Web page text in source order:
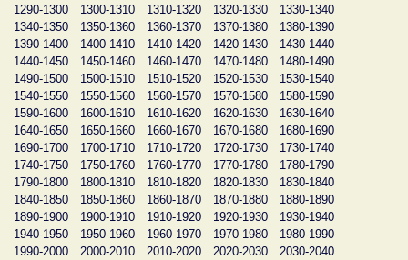
1290-1300
1300-1310 1310-1320 1320-1330
1330-1340
1340-1350
1350-1360 1360-1370 1370-1380
1380-1390
1390-1400
1400-1410 1410-1420 1420-1430
1430-1440
1440-1450
1450-1460 1460-1470 1470-1480
1480-1490
1490-1500
1500-1510 1510-1520 1520-1530
1530-1540
1540-1550
1550-1560 1560-1570 1570-1580
1580-1590
1590-1600
1600-1610 1610-1620 1620-1630
1630-1640
1640-1650
1650-1660 1660-1670 1670-1680
1680-1690
1690-1700
1700-1710 1710-1720 1720-1730
1730-1740
1740-1750
1750-1760 1760-1770 1770-1780
1780-1790
1790-1800
1800-1810 1810-1820 1820-1830
1830-1840
1840-1850
1850-1860 1860-1870 1870-1880
1880-1890
1890-1900
1900-1910 1910-1920 1920-1930
1930-1940
1940-1950
1950-1960 1960-1970 1970-1980
1980-1990
1990-2000
2000-2010 2010-2020 2020-2030
2030-2040